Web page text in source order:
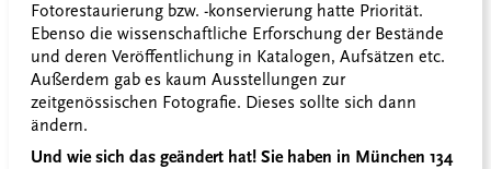
Fotorestaurierung bzw. -konservierung hatte Priorität.
Ebenso die wissenschaftliche Erforschung der Bestände
und deren Veröffentlichung in Katalogen, Aufsätzen etc.
Außerdem gab es kaum Ausstellungen zur
zeitgenössischen Fotografie. Dieses sollte sich dann
ändern.
Und wie sich das geändert hat! Sie haben in München 134